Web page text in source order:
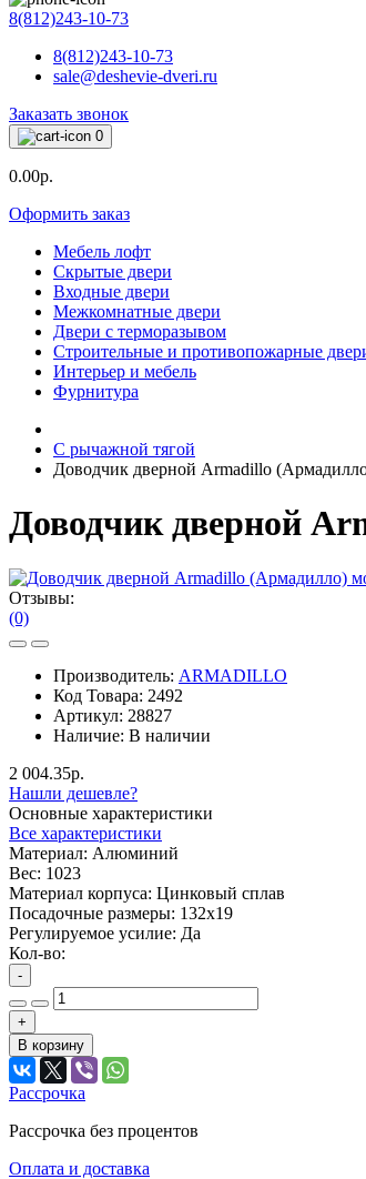
8(812)243-10-73
8(812)243-10-73
sale@deshevie-dveri.ru
Заказать звонок
0
0.00р.
Оформить заказ
Мебель лофт
Скрытые двери
Входные двери
Межкомнатные двери
Двери с терморазывом
Строительные и противопожарные
Интерьер и мебель
Фурнитура
С рычажной тягой
Доводчик дверной Armadillo
Доводчик дверной
Отзывы:
(0)
Производитель: ARMADILLO
Код Товара: 2492
Артикул: 28827
Наличие: В наличии
2 004.35р.
Нашли дешевле?
Основные характеристики
Все характеристики
Материал: Алюминий
Вес: 1023
Материал корпуса: Цинковый сплав
Посадочные размеры: 132x19
Регулируемое усилие: Да
Кол-во:
-
+
В корзину
Рассрочка
Рассрочка без процентов
Оплата и доставка